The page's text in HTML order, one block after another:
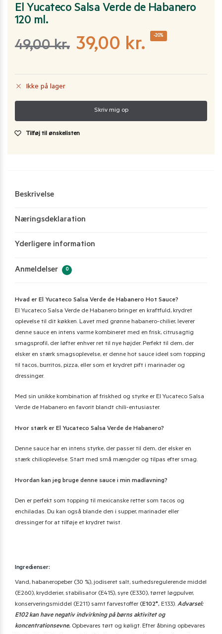
El Yucateco Salsa Verde de Habanero
120 ml.
49,00kr. 39,00 kr. -20%
Ikke på lager
Tilføj til ønskelisten
Beskrivelse
Næringsdeklaration
Yderligere information
Anmeldelser 0
Hvad er El Yucateco Salsa Verde de Habanero Hot Sauce?
El Yucateco Salsa Verde de Habanero bringer en kraftfuld, krydret
oplevelse til dit køkken. Lavet med grønne habanero-chilier, leverer
denne sauce en intens varme kombineret med en frisk, citrusagtig
smagsprofil, der løfter enhver ret til nye højder. Perfekt til dem, der
elsker en stærk smagsoplevelse, er denne hot sauce ideel som topping
til tacos, burritos, pizza, eller som et krydret pift i marinader og
dressinger.
Med sin unikke kombination af friskhed og styrke er El Yucateco Salsa
Verde de Habanero en favorit blandt chili-entusiaster.
Hvor stærk er El Yucateco Salsa Verde de Habanero?
Denne sauce har en intens styrke, der passer til dem, der elsker en
stærk chilioplevelse. Start med små mængder og tilpas efter smag.
Hvordan kan jeg bruge denne sauce i min madlavning?
Den er perfekt som topping til mexicanske retter som tacos og
enchiladas. Du kan også blande den i supper, marinader eller
dressinger for at tilføje et krydret twist.
Ingredienser:
Vand, habaneropeber (30 %), jodiseret salt, surhedsregulerende middel
(E260), krydderier, stabilisator (E415), syre (E330), tørret løgpulver,
konserveringsmiddel (E211) samt farvestoffer (E102*, E133). Advarsel:
E102 kan have negativ indvirkning på børns aktivitet og
koncentrationsevne. Opbevares tørt og køligt. Efter åbning opbevares